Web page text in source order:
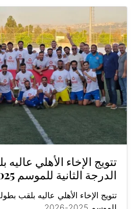
تتويج الإخاء الأهلي
الدرجة الثانية للموسم 2025-2026
تتويج الإخاء الأهلي عاليه بلقب